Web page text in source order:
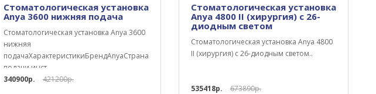
Стоматологическая установка
Anya 3600 нижняя подача
Стоматологическая установка Anya 3600
нижняя
подачаХарактеристикиБрендAnyaСтранаКитайТип
подачи инст..
340900р.
421200р.
Стоматологическая установка
Anya 4800 II (хирургия) с 26-
диодным светом
Стоматологическая установка Anya 4800
II (хирургия) с 26-диодным светом..
535418р. 673890р.